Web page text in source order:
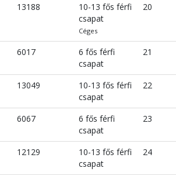
13188
10-13 fős férfi
csapat
Céges
20
6017
6 fős férfi
csapat
21
13049
10-13 fős férfi
csapat
22
6067
6 fős férfi
csapat
23
12129
10-13 fős férfi
csapat
24